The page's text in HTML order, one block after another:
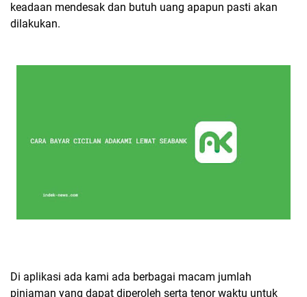
keadaan mendesak dan butuh uang apapun pasti akan
dilakukan.
Di aplikasi ada kami ada berbagai macam jumlah
pinjaman yang dapat diperoleh serta tenor waktu untuk